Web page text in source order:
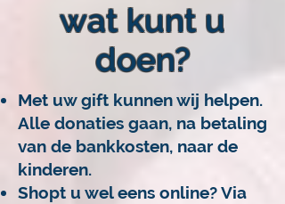
wat kunt u
doen?
Met uw gift kunnen wij helpen.
Alle donaties gaan, na betaling
van de bankkosten, naar de
kinderen.
Shopt u wel eens online? Via